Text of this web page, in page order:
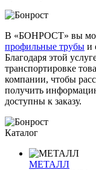
В «БОНРОСТ» вы
профильные трубы и
Благодаря этой
транспортировке
компании, чтобы
получить
доступны к заказу.
Каталог
МЕТАЛЛ